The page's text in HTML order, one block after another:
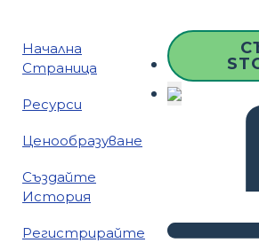
Начална
Страница
Ресурси
Ценообразуване
Създайте
История
Регистрирайте